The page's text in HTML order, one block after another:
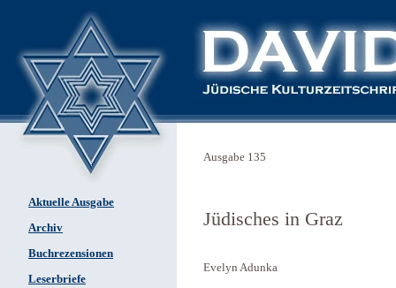
Aktuelle Ausgabe
Archiv
Buchrezensionen
Leserbriefe
Ausgabe 135
Jüdisches in Graz
Evelyn Adunka